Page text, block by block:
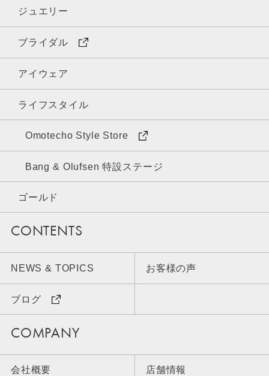
ジュエリー
ブライダル
アイウェア
ライフスタイル
Omotecho Style Store
Bang & Olufsen 特設ステージ
ゴールド
CONTENTS
NEWS & TOPICS お客様の声
ブログ
COMPANY
会社概要 店舗情報